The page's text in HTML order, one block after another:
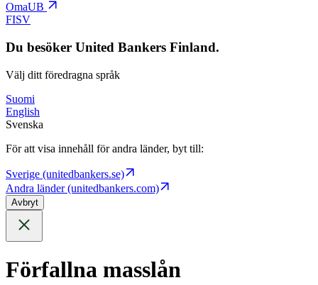
OmaUB
FISV
Du besöker United Bankers Finland.
Välj ditt föredragna språk
Suomi
English
Svenska
För att visa innehåll för andra länder, byt till:
Sverige (unitedbankers.se)
Andra länder (unitedbankers.com)
Avbryt
Förfallna masslån